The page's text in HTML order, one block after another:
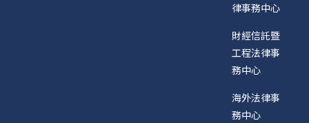
律事務中心
財經信託暨
工程法律事
務中心
海外法律事
務中心